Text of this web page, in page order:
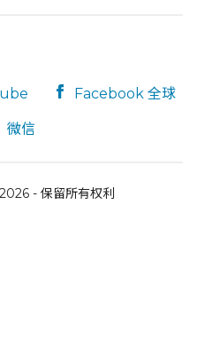
Facebook 全球
微信
- 保留所有权利